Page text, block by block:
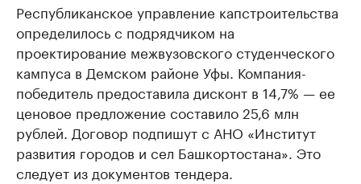
Республиканское управление капстроительства
определилось с подрядчиком на
проектирование межвузовского студенческого
кампуса в Демском районе Уфы. Компания-
победитель предоставила дисконт в 14,7% — ее
ценовое предложение составило 25,6 млн
рублей. Договор подпишут с АНО «Институт
развития городов и сел Башкортостана». Это
следует из документов тендера.